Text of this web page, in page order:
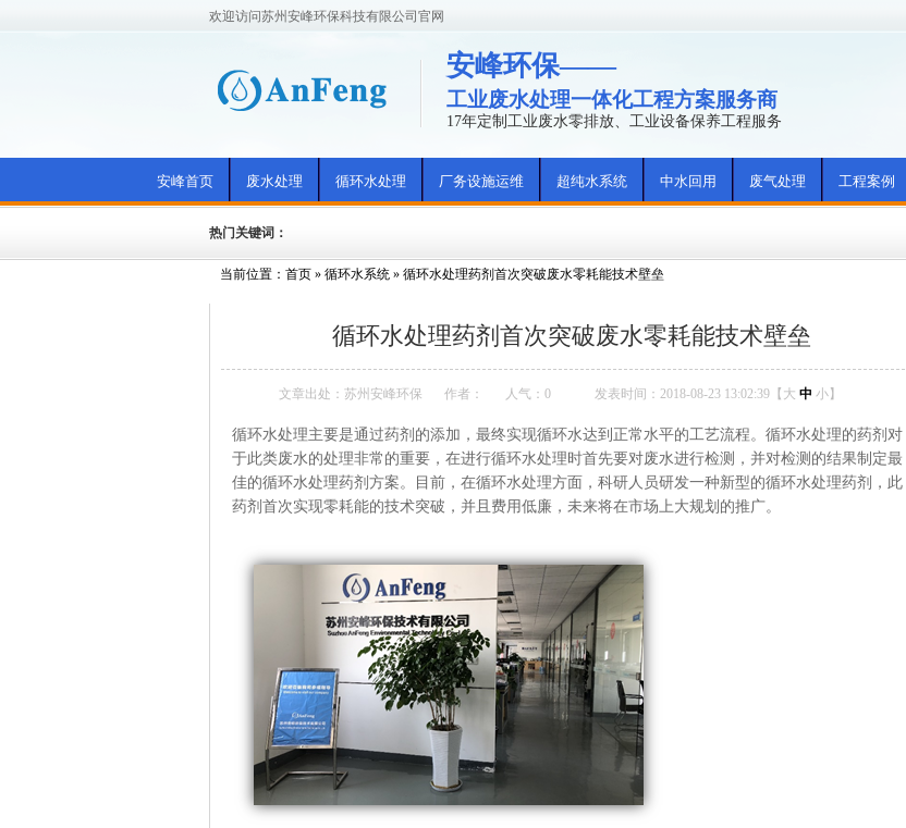
欢迎访问苏州安峰环保科技有限公司官网
安峰环保——
工业废水处理一体化工程方案服务商
17年定制工业废水零排放、工业设备保养工程服务
安峰首页 废水处理 循环水处理 厂务设施运维 超纯水系统 中水回用 废气处理 工程案例
热门关键词：
当前位置： 首页 » 循环水系统 » 循环水处理药剂首次突破废水零耗能技术壁垒
循环水处理药剂首次突破废水零耗能技术壁垒
文章出处：苏州安峰环保 作者： 人气： 0 发表时间：2018-08-23 13:02:39【 大 中 小】
循环水处理主要是通过药剂的添加，最终实现循环水达到正常水平的工艺流程。循环水处理的药剂对
于此类废水的处理非常的重要，在进行循环水处理时首先要对废水进行检测，并对检测的结果制定最
佳的循环水处理药剂方案。目前，在循环水处理方面，科研人员研发一种新型的循环水处理药剂，此
药剂首次实现零耗能的技术突破，并且费用低廉，未来将在市场上大规划的推广。